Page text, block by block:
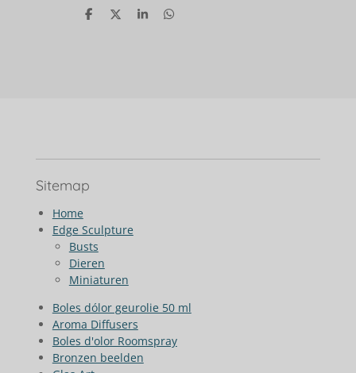
D
D
S
D
Sitemap
Home
Edge Sculpture
Busts
Dieren
Miniaturen
Boles dólor geurolie 50 ml
Aroma Diffusers
Boles d'olor Roomspray
Bronzen beelden